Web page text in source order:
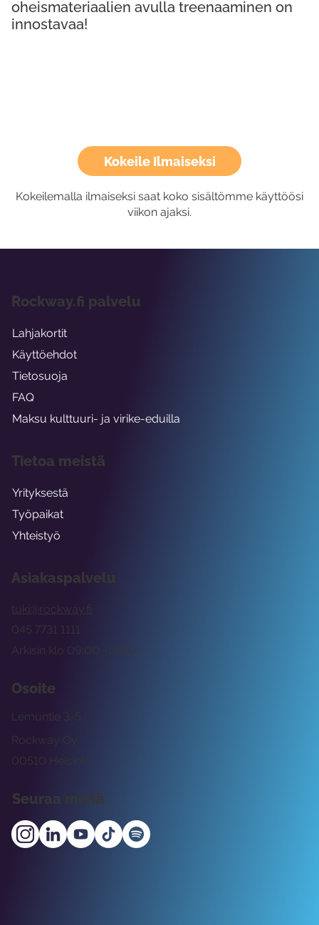
Kokeile Ilmaiseksi
Kokeilemalla ilmaiseksi saat koko sisältömme käyttöösi
viikon ajaksi.
oheismateriaalien avulla treenaaminen on
innostavaa!
Asiakaspalvelu
tuki@rockway.fi
Arkisin klo 09:00 -15:00
045 7731 1111
Osoite
Rockway Oy
Lemuntie 3-5
00510 Helsinki
Seuraa meitä
Rockway.fi palvelu
Lahjakortit
Käyttöehdot
Tietosuoja
FAQ
Maksu kulttuuri- ja virike-eduilla
Tietoa meistä
Yrityksestä
Työpaikat
Yhteistyö